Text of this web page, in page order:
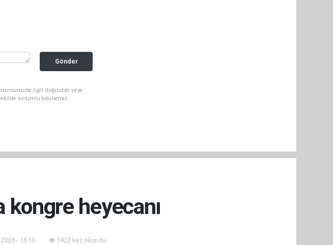
Gönder
ilgili doğrudan veya
sorumlu tutulamaz.
heyecanı
- 15:13 1922 kez okundu.